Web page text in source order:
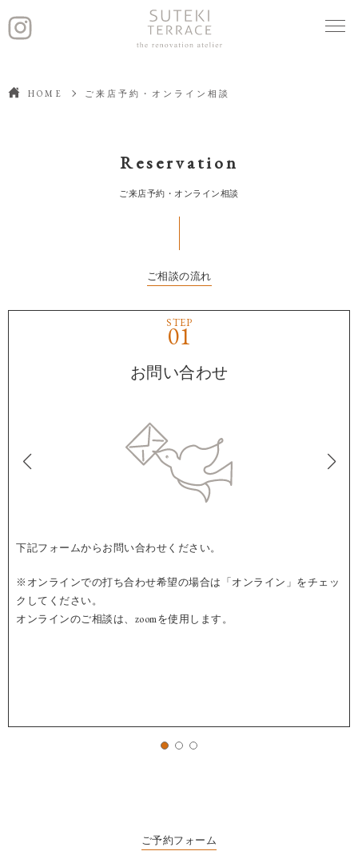
HOME ご来店予約・オンライン相談
Reservation
ご来店予約・オンライン相談
ご相談の流れ
STEP
01
お問い合わせ
下記フォームからお問い合わせください。
※オンラインでの打ち合わせ希望の場合は「オンライン」をチェッ
クしてください。
オンラインのご相談は、zoomを使用します。
ご予約フォーム